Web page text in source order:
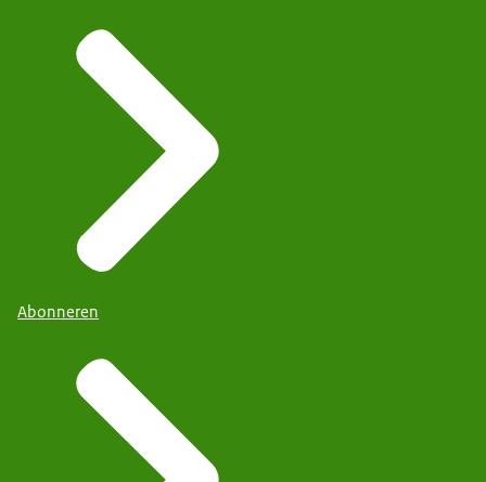
Abonneren